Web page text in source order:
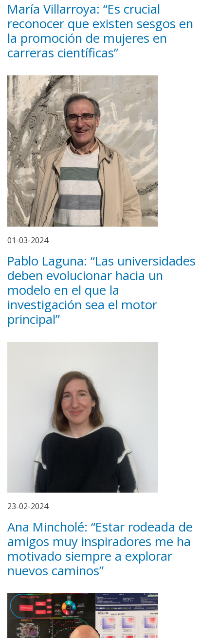
María Villarroya: “Es crucial
reconocer que existen sesgos en
la promoción de mujeres en
carreras científicas”
01-03-2024
Pablo Laguna: “Las universidades
deben evolucionar hacia un
modelo en el que la
investigación sea el motor
principal”
23-02-2024
Ana Mincholé: “Estar rodeada de
amigos muy inspiradores me ha
motivado siempre a explorar
nuevos caminos”